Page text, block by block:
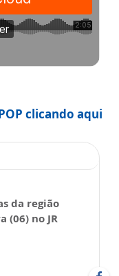
clicando aqui
da região
(06) no JR